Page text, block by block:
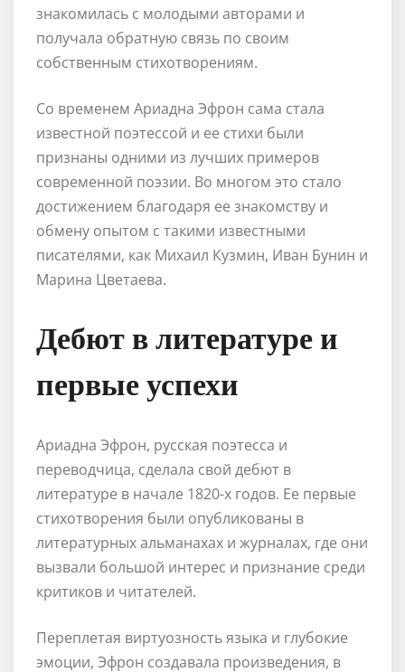
знакомилась с молодыми авторами и
получала обратную связь по своим
собственным стихотворениям.
Со временем Ариадна Эфрон сама стала
известной поэтессой и ее стихи были
признаны одними из лучших примеров
современной поэзии. Во многом это стало
достижением благодаря ее знакомству и
обмену опытом с такими известными
писателями, как Михаил Кузмин, Иван Бунин и
Марина Цветаева.
Дебют в литературе и
первые успехи
Ариадна Эфрон, русская поэтесса и
переводчица, сделала свой дебют в
литературе в начале 1820-х годов. Ее первые
стихотворения были опубликованы в
литературных альманахах и журналах, где они
вызвали большой интерес и признание среди
критиков и читателей.
Переплетая виртуозность языка и глубокие
эмоции, Эфрон создавала произведения, в